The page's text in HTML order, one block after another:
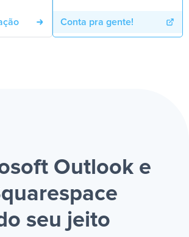
Conta pra gente!
Outlook e
seu jeito